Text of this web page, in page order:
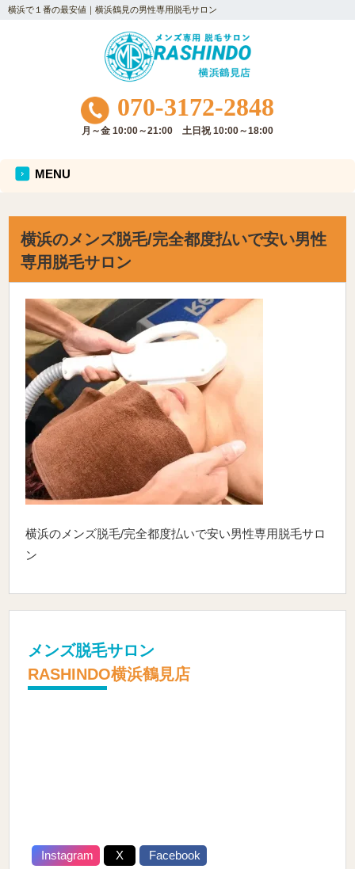
横浜で１番の最安値｜横浜鶴見の男性専用脱毛サロン
070-3172-2848
月～金 10:00～21:00 土日祝 10:00～18:00
MENU
横浜のメンズ脱毛/完全都度払いで安い男性
専用脱毛サロン
横浜のメンズ脱毛/完全都度払いで安い男性専用脱毛サロ
ン
メンズ脱毛サロン
RASHINDO横浜鶴見店
Instagram X Facebook